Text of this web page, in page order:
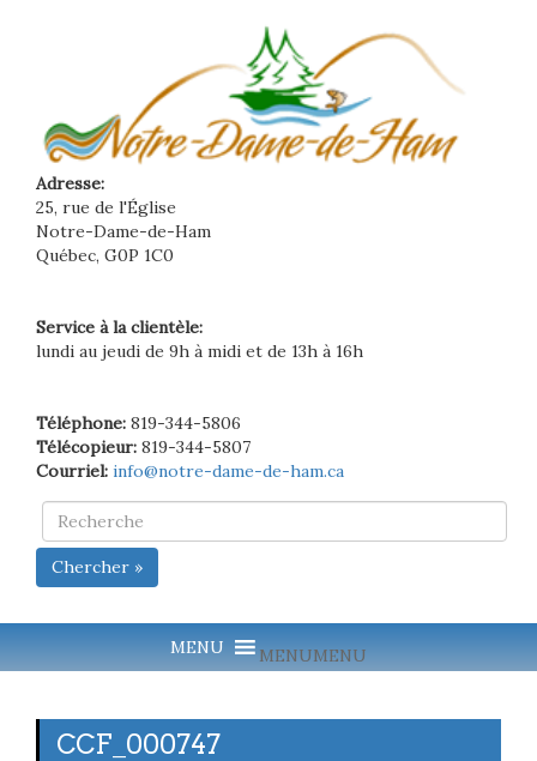
Adresse:
25, rue de l'Église
Notre-Dame-de-Ham
Québec, G0P 1C0
Service à la clientèle:
lundi au jeudi de 9h à midi et de 13h à 16h
Téléphone: 819-344-5806
Télécopieur: 819-344-5807
Courriel: info@notre-dame-de-ham.ca
Chercher »
MENUMENU
CCF_000747